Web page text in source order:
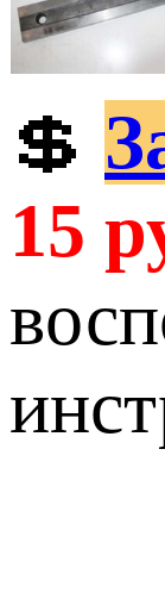
💲
15